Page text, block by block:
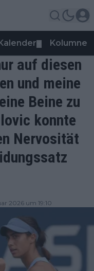
Kolumnen
auf diesen
und meine
Beine zu
konnte
Nervosität
2026 um 19:10